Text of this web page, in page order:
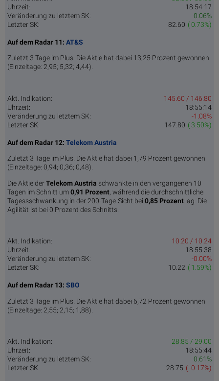
Uhrzeit:
18:54:17
Veränderung zu letztem SK:
0.06%
Letzter SK:
( 0.73%)
82.60
Auf dem Radar 11: AT&S
Zuletzt 3 Tage im Plus. Die Aktie hat dabei 13,25 Prozent gewonnen
(Einzeltage: 2,95; 5,32; 4,44).
Akt. Indikation:
145.60 / 146.80
Uhrzeit:
18:55:14
Veränderung zu letztem SK:
-1.08%
Letzter SK:
( 3.50%)
147.80
Auf dem Radar 12: Telekom Austria
Zuletzt 3 Tage im Plus. Die Aktie hat dabei 1,79 Prozent gewonnen
(Einzeltage: 0,94; 0,36; 0,48).
Die Aktie derTelekom Austria schwankte in den vergangenen 10
Tagen im Schnitt um0,91 Pro­zent, während die durchschnittliche
Tagessschwankung in der 200-Tage-Sicht bei 0,85 Prozent lag. Die
Agilität ist bei 0 Prozent des Schnitts.
Akt. Indikation:
10.20 / 10.24
Uhrzeit:
18:55:38
Veränderung zu letztem SK:
-0.00%
Letzter SK:
( 1.59%)
10.22
Auf dem Radar 13: SBO
Zuletzt 3 Tage im Plus. Die Aktie hat dabei 6,72 Prozent gewonnen
(Einzeltage: 2,55; 2,15; 1,88).
Akt. Indikation:
28.85 / 29.00
Uhrzeit:
18:55:44
Veränderung zu letztem SK:
0.61%
Letzter SK:
( -0.17%)
28.75